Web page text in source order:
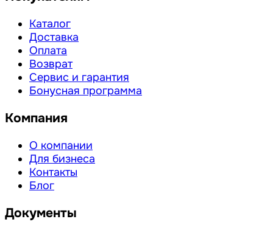
Каталог
Доставка
Оплата
Возврат
Сервис и гарантия
Бонусная программа
Компания
О компании
Для бизнеса
Контакты
Блог
Документы